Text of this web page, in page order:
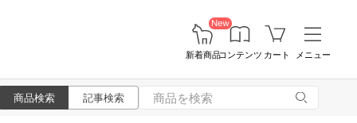
New
新着商品コンテンツ カート メニュー
商品検索 記事検索